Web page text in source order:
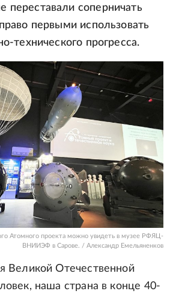
соперничать
первыми использовать
технического прогресса.
Атомного проекта можно увидеть в музее РФЯЦ-
ВНИИЭФ в Сарове. / Александр Емельяненков
Великой Отечественной
наша страна в конце 40-